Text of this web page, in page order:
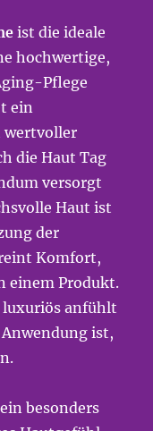
ist die ideale
hochwertige,
Pflege
ein
wertvoller
die Haut Tag
versorgt
Haut ist
der
Komfort,
einem Produkt.
luxuriös anfühlt
ist,
besonders